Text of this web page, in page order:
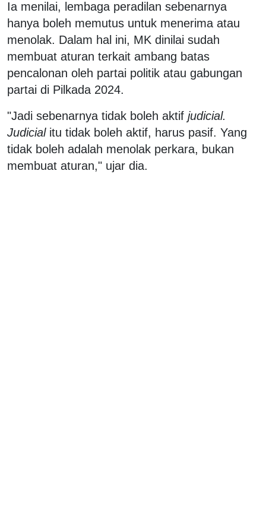
Ia menilai, lembaga peradilan sebenarnya
hanya boleh memutus untuk menerima atau
menolak. Dalam hal ini, MK dinilai sudah
membuat aturan terkait ambang batas
pencalonan oleh partai politik atau gabungan
partai di Pilkada 2024.
"Jadi sebenarnya tidak boleh aktif judicial.
Judicialitu tidak boleh aktif, harus pasif. Yang
tidak boleh adalah menolak perkara, bukan
membuat aturan," ujar dia.